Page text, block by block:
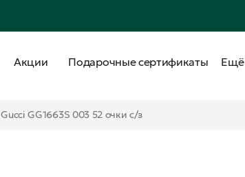
Акции Подарочные сертификаты Ещё
Gucci GG1663S 003 52 очки с/з